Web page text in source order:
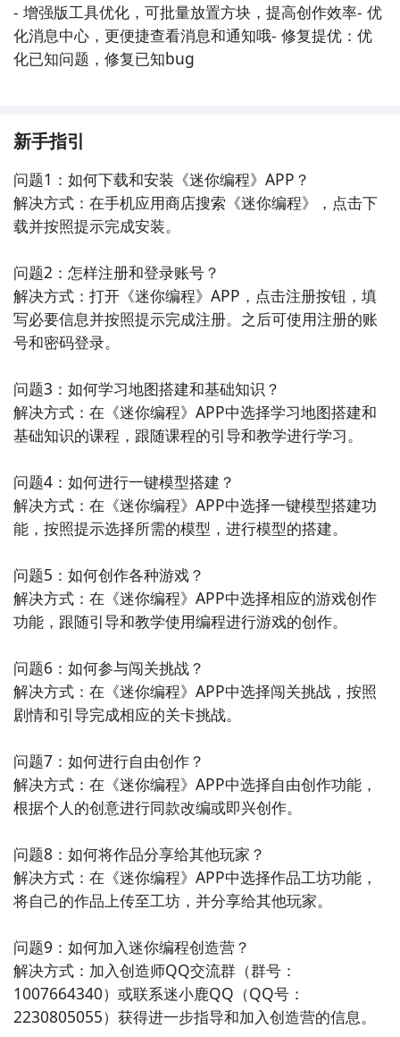
- 增强版工具优化，可批量放置方块，提高创作效率- 优
化消息中心，更便捷查看消息和通知哦- 修复提优：优
化已知问题，修复已知bug
新手指引
问题1：如何下载和安装《迷你编程》APP？
解决方式：在手机应用商店搜索《迷你编程》，点击下
载并按照提示完成安装。
问题2：怎样注册和登录账号？
解决方式：打开《迷你编程》APP，点击注册按钮，填
写必要信息并按照提示完成注册。之后可使用注册的账
号和密码登录。
问题3：如何学习地图搭建和基础知识？
解决方式：在《迷你编程》APP中选择学习地图搭建和
基础知识的课程，跟随课程的引导和教学进行学习。
问题4：如何进行一键模型搭建？
解决方式：在《迷你编程》APP中选择一键模型搭建功
能，按照提示选择所需的模型，进行模型的搭建。
问题5：如何创作各种游戏？
解决方式：在《迷你编程》APP中选择相应的游戏创作
功能，跟随引导和教学使用编程进行游戏的创作。
问题6：如何参与闯关挑战？
解决方式：在《迷你编程》APP中选择闯关挑战，按照
剧情和引导完成相应的关卡挑战。
问题7：如何进行自由创作？
解决方式：在《迷你编程》APP中选择自由创作功能，
根据个人的创意进行同款改编或即兴创作。
问题8：如何将作品分享给其他玩家？
解决方式：在《迷你编程》APP中选择作品工坊功能，
将自己的作品上传至工坊，并分享给其他玩家。
问题9：如何加入迷你编程创造营？
解决方式：加入创造师QQ交流群（群号：
1007664340）或联系迷小鹿QQ（QQ号：
2230805055）获得进一步指导和加入创造营的信息。